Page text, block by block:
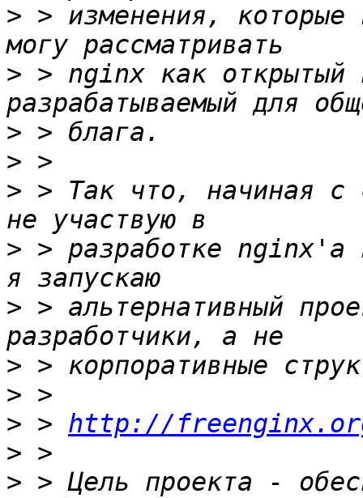
> > изменения,
> > nginx как открытый
>
>
> > Так что, начиная с
> > разработке nginx'а
> > альтернативный
>
>
> > http://
>
> > Цель проекта -